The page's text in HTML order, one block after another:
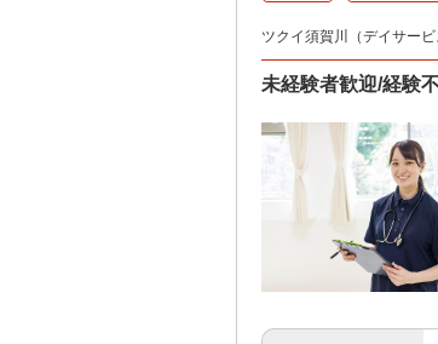
ツクイ須賀川（デイサービ
未経験者歓迎/経験